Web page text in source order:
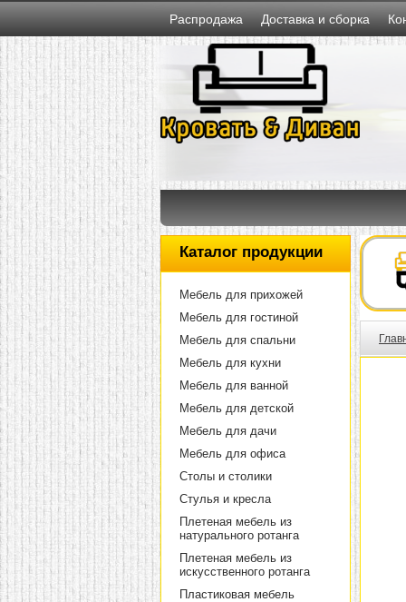
Распродажа Доставка и сборка
Каталог продукции
Мебель для прихожей
Мебель для гостиной
Мебель для спальни
Мебель для кухни
Мебель для ванной
Мебель для детской
Мебель для дачи
Мебель для офиса
Столы и столики
Стулья и кресла
Плетеная мебель из
натурального ротанга
Плетеная мебель из
искусственного ротанга
Пластиковая мебель